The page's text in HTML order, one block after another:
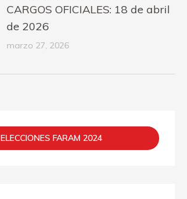
CARGOS OFICIALES: 18 de abril
de 2026
marzo 27, 2026
ELECCIONES FARAM 2024